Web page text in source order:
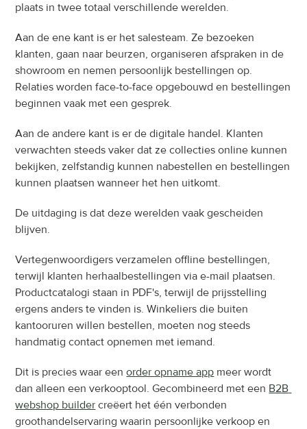
plaats in twee totaal verschillende werelden.
Aan de ene kant is er het salesteam. Ze bezoeken
klanten, gaan naar beurzen, organiseren afspraken in de
showroom en nemen persoonlijk bestellingen op.
Relaties worden face-to-face opgebouwd en bestellingen
beginnen vaak met een gesprek.
Aan de andere kant is er de digitale handel. Klanten
verwachten steeds vaker dat ze collecties online kunnen
bekijken, zelfstandig kunnen nabestellen en bestellingen
kunnen plaatsen wanneer het hen uitkomt.
De uitdaging is dat deze werelden vaak gescheiden
blijven.
Vertegenwoordigers verzamelen offline bestellingen,
terwijl klanten herhaalbestellingen via e-mail plaatsen.
Productcatalogi staan in PDF's, terwijl de prijsstelling
ergens anders te vinden is. Winkeliers die buiten
kantooruren willen bestellen, moeten nog steeds
handmatig contact opnemen met iemand.
Dit is precies waar een order opname app meer wordt
dan alleen een verkooptool. Gecombineerd met een B2B
webshop builder creëert het één verbonden
groothandelservaring waarin persoonlijke verkoop en